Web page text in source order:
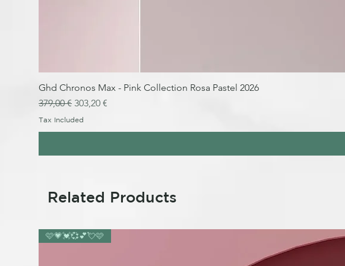
Ghd Chronos Max - Pink Collection Rosa Pastel 2026
Regular Price
379,00 € Sale Price
303,20 €
Tax Included
Related Products
🩷💗💓💞💕💘🩷